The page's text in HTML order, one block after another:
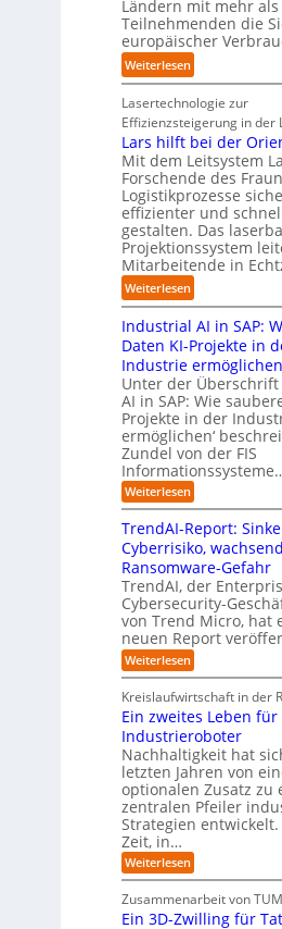
i
s
i
e
r
u
n
g
s
l
ö
s
u
n
g
e
n
r
I
n
d
s
t
r
i
e
a
u
t
o
m
a
i
s
i
e
r
u
n
g
t
I
n
d
u
t
r
i
a
l
B
s
i
n
e
s
s
E
c
y
s
t
e
m
v
o
n
F
o
r
m
w
a
s
b
e
i
A
u
t
o
m
a
t
i
o
n
.
O
g
w
ä
c
h
s
t
w
e
i
t
e
r
Ländern mit mehr als
Teilnehmenden die
europäischer
Weiterlesen:
S
t
u
d
i
e
z
e
g
t
M
i
s
s
r
a
u
e
n
g
e
g
e
n
ü
b
e
r
n
i
c
h
t
e
u
r
o
p
i
s
c
h
Lasertechnologie zur
Effizienzsteigerung in der
Lars hilft bei der
Mit dem Leitsystem
Forschende des
Logistikprozesse
effizienter und
gestalten. Das
Projektionssystem
Mitarbeitende in
Weiterlesen:
L
a
r
s
h
l
f
t
b
e
i
d
e
r
O
r
i
e
n
t
i
e
r
u
n
g
Industrial AI in SAP:
Daten KI-Projekte in
Industrie ermöglichen
Unter der Überschrift
AI in SAP: Wie
Projekte in der
ermöglichen‘
Zundel von der FIS
Weiterlesen:
I
n
d
u
s
t
r
i
a
l
A
I
n
S
A
P
:
W
i
e
s
u
b
e
r
e
TrendAI-Report:
Cyberrisiko,
Ransomware-Gefahr
TrendAI, der
Cybersecurity-
von Trend Micro, hat
neuen Report
Weiterlesen:
T
e
n
d
A
I
-
R
e
p
r
t
S
i
Kreislaufwirtschaft in der
Ein zweites Leben für
Industrieroboter
Nachhaltigkeit hat
letzten Jahren von
optionalen Zusatz zu
zentralen Pfeiler
Strategien
Zeit, in…
Weiterlesen:
E
n
z
Zusammenarbeit von
Ein 3D-Zwilling für